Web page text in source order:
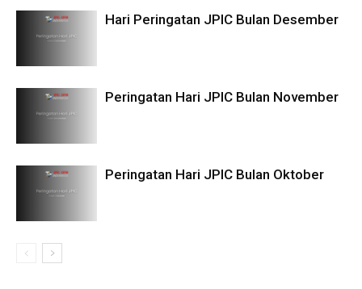
Hari Peringatan JPIC Bulan Desember
Peringatan Hari JPIC Bulan November
Peringatan Hari JPIC Bulan Oktober